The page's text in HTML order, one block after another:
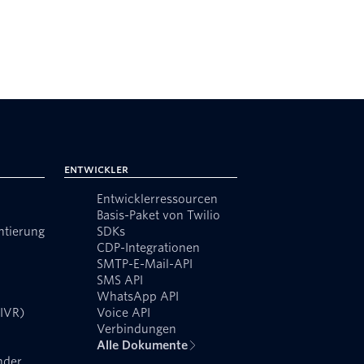
Entwickler
Entwicklerressourcen
Basis-Paket von Twilio
SDKs
CDP-Integrationen
SMTP-E-Mail-API
SMS API
WhatsApp API
Voice API
Verbindungen
Alle Dokumente